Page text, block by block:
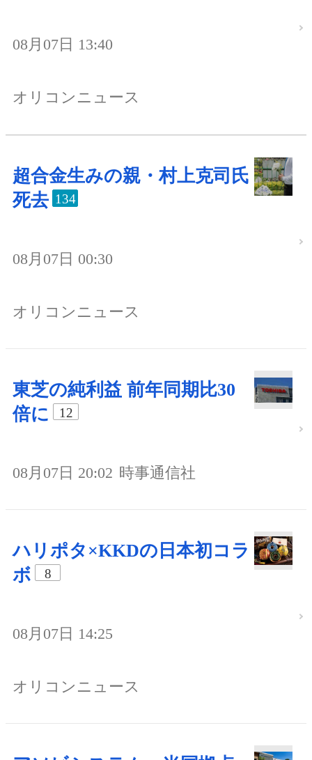
08月07日 13:40
オリコンニュース
超合金生みの親・村上克司氏
死去 134
08月07日 00:30
オリコンニュース
東芝の純利益 前年同期比30
倍に
12
08月07日 20:02 時事通信社
ハリポタ×KKDの日本初コラ
ボ
8
08月07日 14:25
オリコンニュース